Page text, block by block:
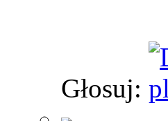
Głosuj: